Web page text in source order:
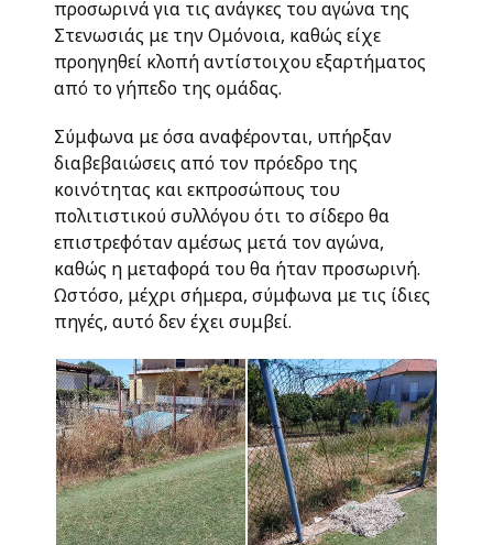
προσωρινά για τις ανάγκες του αγώνα της
Στενωσιάς με την Ομόνοια, καθώς είχε
προηγηθεί κλοπή αντίστοιχου εξαρτήματος
από το γήπεδο της ομάδας.
Σύμφωνα με όσα αναφέρονται, υπήρξαν
διαβεβαιώσεις από τον πρόεδρο της
κοινότητας και εκπροσώπους του
πολιτιστικού συλλόγου ότι το σίδερο θα
επιστρεφόταν αμέσως μετά τον αγώνα,
καθώς η μεταφορά του θα ήταν προσωρινή.
Ωστόσο, μέχρι σήμερα, σύμφωνα με τις ίδιες
πηγές, αυτό δεν έχει συμβεί.